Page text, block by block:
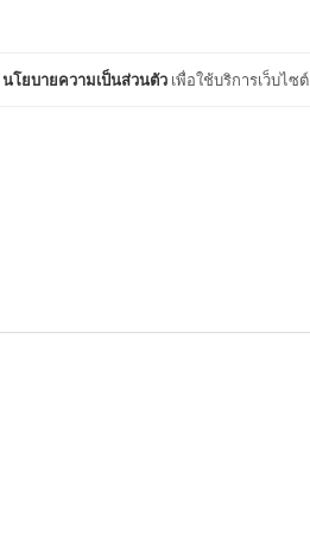
นโยบายความเป็นส่วนตัว เพื่อใช้บริการเว็บไซต์